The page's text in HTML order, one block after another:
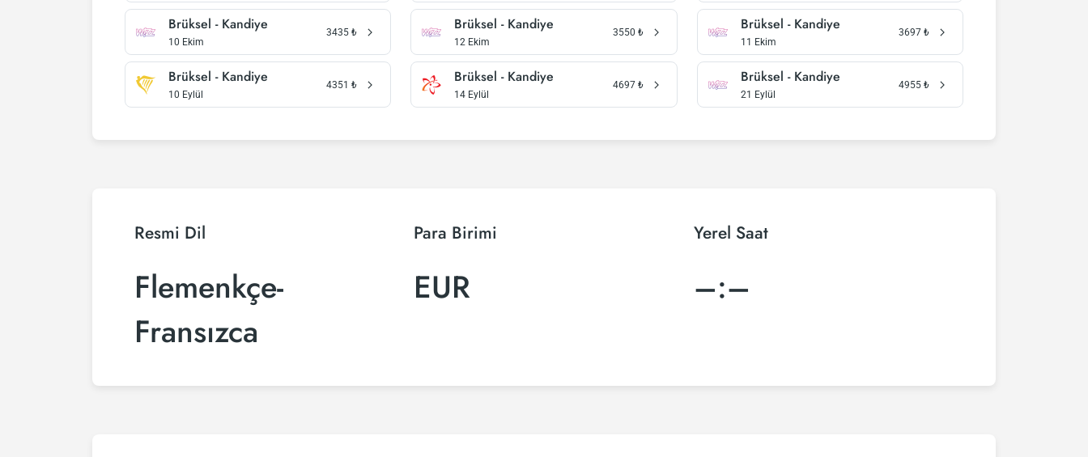
Brüksel - Kandiye
10 Ekim
3435 ₺ Brüksel - Kandiye
12 Ekim
3550 ₺ Brüksel - Kandiye
11 Ekim
3697 ₺
Brüksel - Kandiye
10 Eylül
4351 ₺ Brüksel - Kandiye
14 Eylül
4697 ₺ Brüksel - Kandiye
21 Eylül
4955 ₺
Resmi Dil
Flemenkçe-
Fransızca
Para Birimi
EUR
Yerel Saat
–:–